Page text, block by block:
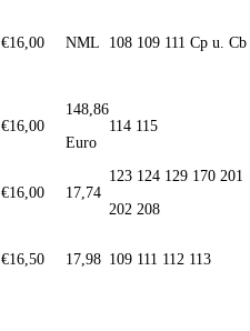
€16,00 NML 108 109 111 Cp u. Cb
€16,00
148,86
Euro
114 115
€16,00 17,74
123 124 129 170 201
202 208
€16,50 17,98 109 111 112 113